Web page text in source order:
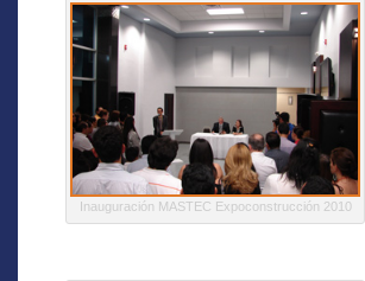
Inauguración MASTEC Expoconstrucción 2010